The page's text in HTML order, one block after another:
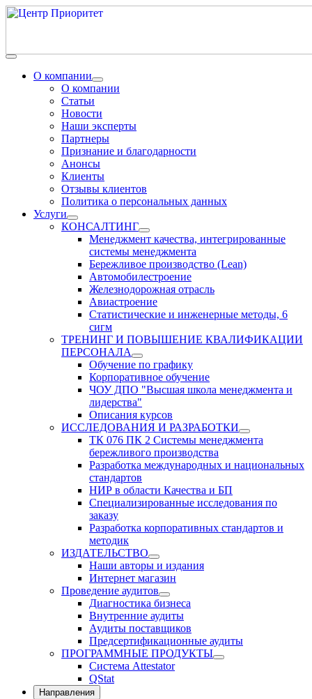
О компании
О компании
Статьи
Новости
Наши эксперты
Партнеры
Признание и благодарности
Анонсы
Клиенты
Отзывы клиентов
Политика о персональных данных
Услуги
КОНСАЛТИНГ
Менеджмент качества, интегрированные
системы менеджмента
Бережливое производство (Lean)
Автомобилестроение
Железнодорожная отрасль
Авиастроение
Статистические и инженерные методы, 6
сигм
ТРЕНИНГ И ПОВЫШЕНИЕ КВАЛИФИКАЦИИ
ПЕРСОНАЛА
Обучение по графику
Корпоративное обучение
ЧОУ ДПО "Высшая школа менеджмента и
лидерства"
Описания курсов
ИССЛЕДОВАНИЯ И РАЗРАБОТКИ
ТК 076 ПК 2 Системы менеджмента
бережливого производства
Разработка международных и национальных
стандартов
НИР в области Качества и БП
Специализированные исследования по
заказу
Разработка корпоративных стандартов и
методик
ИЗДАТЕЛЬСТВО
Наши авторы и издания
Интернет магазин
Проведение аудитов
Диагностика бизнеса
Внутренние аудиты
Аудиты поставщиков
Предсертификационные аудиты
ПРОГРАММНЫЕ ПРОДУКТЫ
Система Attestator
QStat
Направления